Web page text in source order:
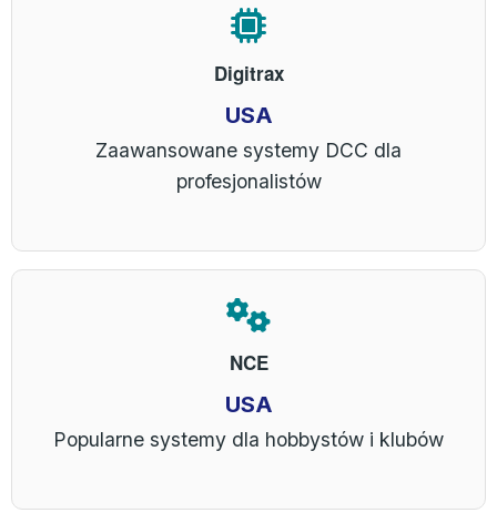
Digitrax
USA
Zaawansowane systemy DCC dla
profesjonalistów
NCE
USA
Popularne systemy dla hobbystów i klubów